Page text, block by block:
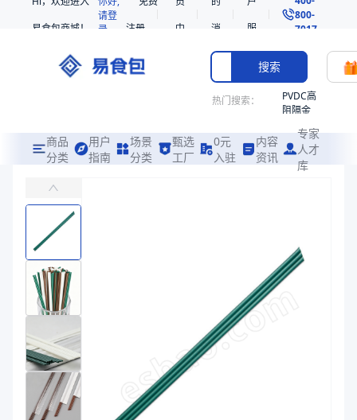
易食包商城！
请登
录
注册
中
消
息
服
务
800-
7017
搜索
热门搜索：
PVDC高
阻隔金
共挤热
收缩袋
221360
烤箱袋
商品
分类
用户
指南
场景
分类
甄选
工厂
0元
入驻
内容
资讯
专家
人才
库
易食包（EPAK）专注于PLA可降解三孔吸管包装，提供详尽的规格参
在线询价
商品参数
商品分类
产品特性
产品特性
商品图片